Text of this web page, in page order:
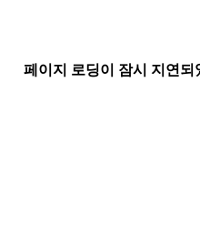
페이지 로딩이 잠시 지연